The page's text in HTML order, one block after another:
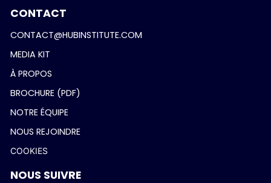
CONTACT
CONTACT@HUBINSTITUTE.COM
MEDIA KIT
À PROPOS
BROCHURE (PDF)
NOTRE ÉQUIPE
NOUS REJOINDRE
COOKIES
NOUS SUIVRE